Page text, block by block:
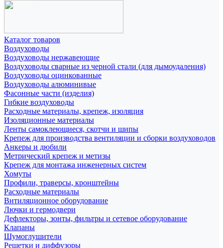
Каталог товаров
Воздуховоды
Воздуховоды нержавеющие
Воздуховоды сварные из черной стали (для дымоудаления)
Воздуховоды оцинкованные
Воздуховоды алюминивые
Фасонные части (изделия)
Гибкие воздуховоды
Расходные материалы, крепеж, изоляция
Изоляционные материалы
Ленты самоклеющиеся, скотчи и шипы
Крепеж для производства вентиляции и сборки воздуховодов
Анкеры и дюбили
Метрический крепеж и метизы
Крепеж для монтажа инженерных систем
Хомуты
Профили, траверсы, кронштейны
Расходные материалы
Внтиляционное оборудование
Лючки и гермодвери
Дефлекторы, зонты, фильтры и сетевое оборудование
Клапаны
Шумоглушители
Решетки и диффузоры